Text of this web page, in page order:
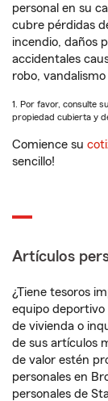
personal en su
cubre pérdidas
incendio, daños
accidentales
robo,
1. Por favor, consulte
propiedad cubierta y
Comience su
sencillo!
Artículos
¿Tiene tesoros
equipo deportivo
de vivienda o
de sus artículos
de valor estén
personales en
personales de